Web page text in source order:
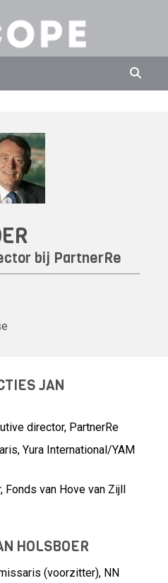
bij PartnerRe
JAN
director, PartnerRe
Yura International/YAM
Fonds van Hove van Zijll
HOLSBOER
(voorzitter), NN